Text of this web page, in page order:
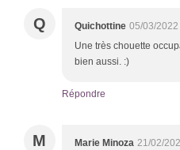
Q Quichottine 05/03/2022
Une très chouette
bien aussi. :)
Répondre
M Marie Minoza 21/02/